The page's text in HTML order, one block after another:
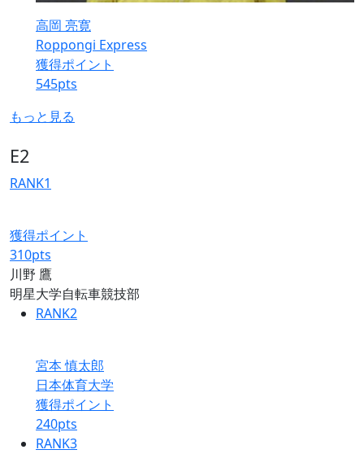
高岡 亮寛
Roppongi Express
獲得ポイント
545pts
もっと見る
E2
RANK1
獲得ポイント
310pts
川野 鷹
明星大学自転車競技部
RANK2
宮本 慎太郎
日本体育大学
獲得ポイント
240pts
RANK3